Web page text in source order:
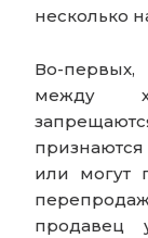
несколько
Во-
между
или могут
продавец